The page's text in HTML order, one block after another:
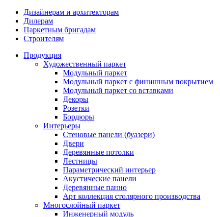
Дизайнерам и архитекторам
Дилерам
Паркетным бригадам
Строителям
Продукция
Художественный паркет
Модульный паркет
Модульный паркет с финишным покрытием
Модульный паркет со вставками
Декоры
Розетки
Бордюры
Интерьеры
Стеновые панели (буазери)
Двери
Деревянные потолки
Лестницы
Параметрический интерьер
Акустические панели
Деревянные панно
Арт коллекция столярного производства
Многослойный паркет
Инженерный модуль